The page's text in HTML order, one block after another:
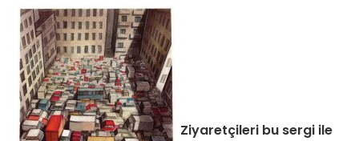
Ziyaretçileri bu sergi ile